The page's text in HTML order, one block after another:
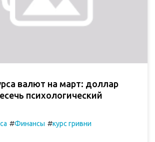
валют на март: доллар
психологический
#Финансы #курс гривни